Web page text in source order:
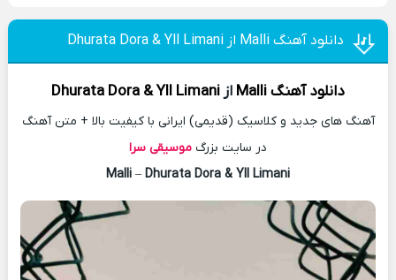
دانلود آهنگ Malli از Dhurata Dora & Yll Limani
دانلود آهنگMalli ازDhurata Dora & Yll Limani
آهنگ های جدید و کلاسیک (قدیمی) ایرانی با کیفیت بالا + متن آهنگ
در سایت بزرگ موسیقی سرا
Malli – Dhurata Dora & Yll Limani